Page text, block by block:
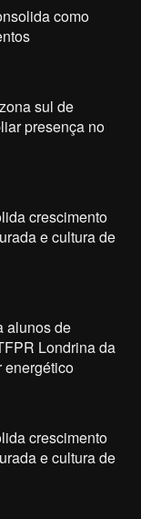
como
sul de
presença no
crescimento
e cultura de
alunos de
Londrina da
energético
crescimento
e cultura de